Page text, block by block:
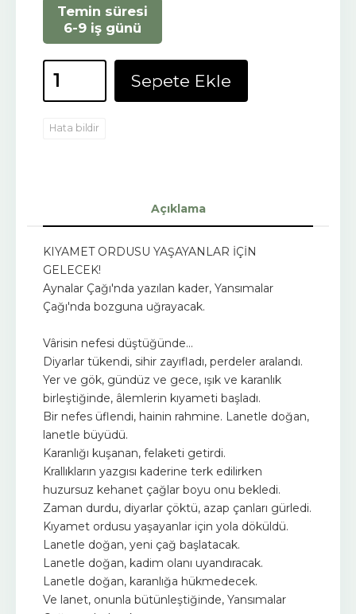
Temin süresi
6-9 iş günü
Sepete Ekle
Hata bildir
Açıklama
KIYAMET ORDUSU YAŞAYANLAR İÇİN
GELECEK!
Aynalar Çağı'nda yazılan kader, Yansımalar
Çağı'nda bozguna uğrayacak.
Vârisin nefesi düştüğünde…
Diyarlar tükendi, sihir zayıfladı, perdeler aralandı.
Yer ve gök, gündüz ve gece, ışık ve karanlık
birleştiğinde, âlemlerin kıyameti başladı.
Bir nefes üflendi, hainin rahmine. Lanetle doğan,
lanetle büyüdü.
Karanlığı kuşanan, felaketi getirdi.
Krallıkların yazgısı kaderine terk edilirken
huzursuz kehanet çağlar boyu onu bekledi.
Zaman durdu, diyarlar çöktü, azap çanları gürledi.
Kıyamet ordusu yaşayanlar için yola döküldü.
Lanetle doğan, yeni çağ başlatacak.
Lanetle doğan, kadim olanı uyandıracak.
Lanetle doğan, karanlığa hükmedecek.
Ve lanet, onunla bütünleştiğinde, Yansımalar